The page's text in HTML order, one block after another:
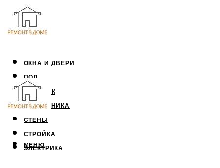
ОКНА И ДВЕРИ
ПОЛ
ПОТОЛОК
САНТЕХНИКА
СТЕНЫ
СТРОЙКА
ЭЛЕКТРИКА
МЕНЮ